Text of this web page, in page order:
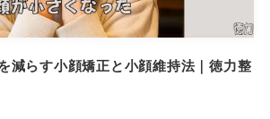
減らす小顔矯正と小顔維持法｜徳力整